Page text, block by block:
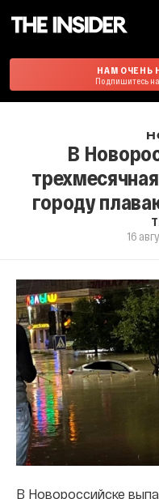
НАМ ОЧЕНЬ
Подпишитесь
В
городу
16
В Новороссийске